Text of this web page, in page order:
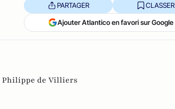
PARTAGER CLASSER
Ajouter Atlantico en favori sur Google
Philippe de Villiers